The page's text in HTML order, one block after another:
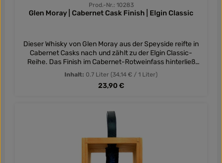
Prod.-Nr.: 10283
Glen Moray | Cabernet Cask Finish | Elgin Classic
Dieser Whisky von Glen Moray aus der Speyside reifte in
Cabernet Casks nach und zählt zu der Elgin Classic-
Reihe. Das Finish im Cabernet-Rotweinfass hinterließ
Noten von Honig, Apfelkonfitüre und Toffee. Am Gaumen
cremige Vanille, Pfeffer und andere Gewürze, dunkle
Schokolade und Eichenholzwürze. Im Nacklang zunächst
Inhalt: 0.7 Liter (34,14 € / 1 Liter)
Regulärer Preis:
23,90 €